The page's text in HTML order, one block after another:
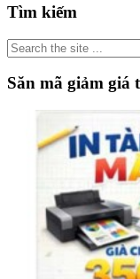
Primary
Sidebar
Tìm kiếm
Search
the
site
...
Săn mã giảm giá